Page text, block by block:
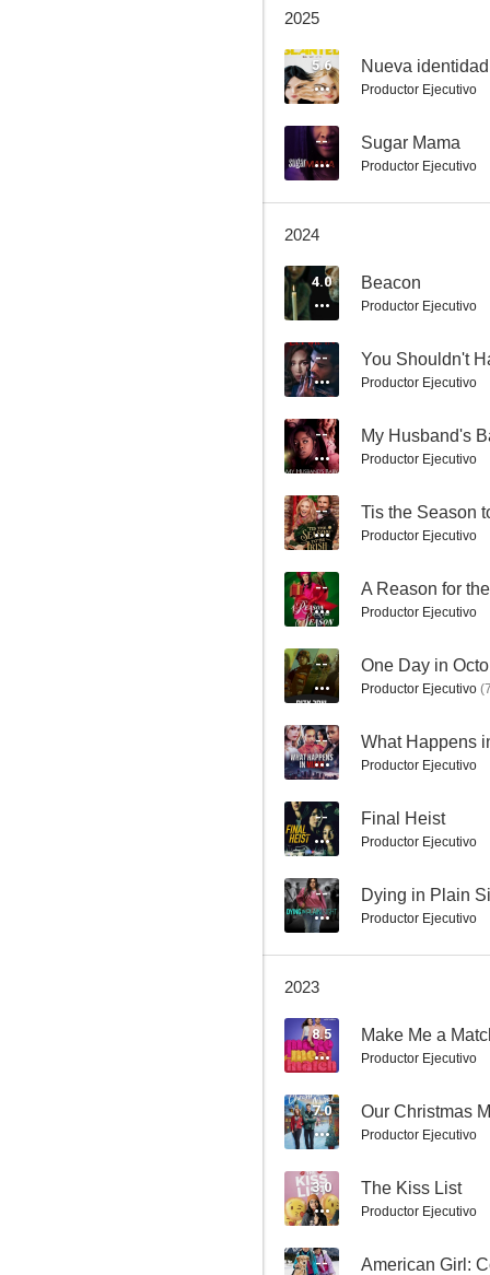
10
Una mujer traicionada
9.5
Caprichos que matan
Dos madres y una boda
Buscando un testigo
2025
5.6 Nueva
Productor Ejecutivo
-- Sugar Mama
Productor Ejecutivo
2024
4.0 Beacon
Productor Ejecutivo
-- You Shouldn't
Productor Ejecutivo
-- My Husband's
Productor Ejecutivo
-- Tis the Season
Productor Ejecutivo
-- A Reason for
Productor Ejecutivo
-- One Day in
Productor Ejecutivo (
-- What Happens
Productor Ejecutivo
-- Final Heist
Productor Ejecutivo
-- Dying in Plain
Productor Ejecutivo
2023
8.5 Make Me a
Productor Ejecutivo
7.0 Our Christmas
Productor Ejecutivo
3.0 The Kiss List
Productor Ejecutivo
-- American Girl: